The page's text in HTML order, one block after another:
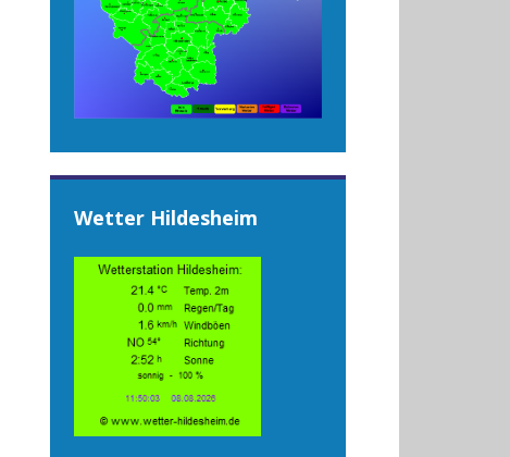
Wetter Hildesheim